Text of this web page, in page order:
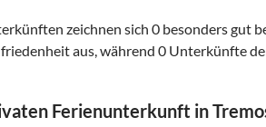
zeichnen sich 0 besonders
aus, während 0 Unterkünfte
Ferienunterkunft in